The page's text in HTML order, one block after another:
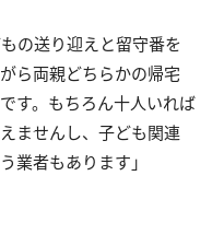
の送り迎えと留守番を
ら両親どちらかの帰宅
す。もちろん十人いれば
ませんし、子ども関連
業者もあります」